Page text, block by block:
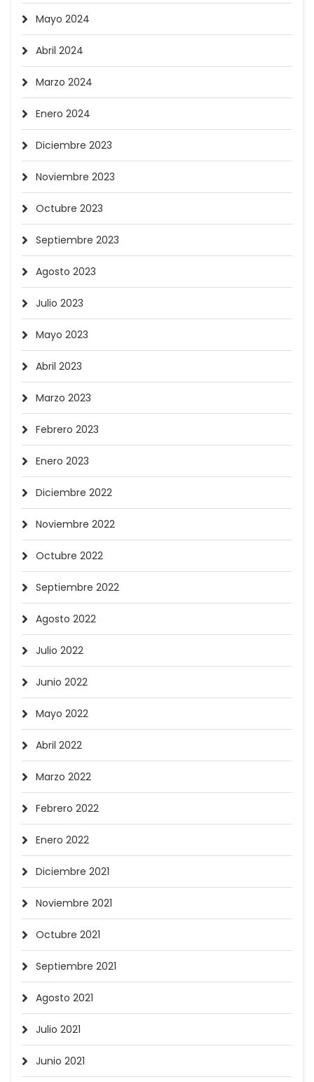
Mayo 2024
Abril 2024
Marzo 2024
Enero 2024
Diciembre 2023
Noviembre 2023
Octubre 2023
Septiembre 2023
Agosto 2023
Julio 2023
Mayo 2023
Abril 2023
Marzo 2023
Febrero 2023
Enero 2023
Diciembre 2022
Noviembre 2022
Octubre 2022
Septiembre 2022
Agosto 2022
Julio 2022
Junio 2022
Mayo 2022
Abril 2022
Marzo 2022
Febrero 2022
Enero 2022
Diciembre 2021
Noviembre 2021
Octubre 2021
Septiembre 2021
Agosto 2021
Julio 2021
Junio 2021